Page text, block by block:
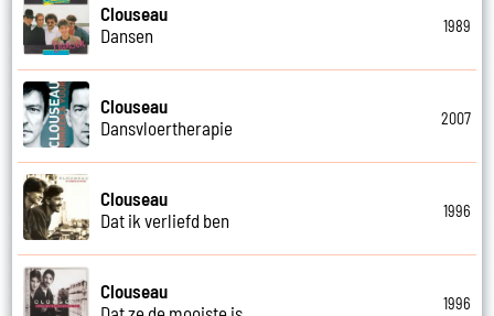
Clouseau
Dansen
1989
Clouseau
Dansvloertherapie
2007
Clouseau
Dat ik verliefd ben
1996
Clouseau
1996